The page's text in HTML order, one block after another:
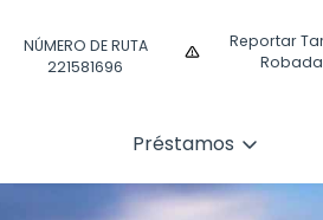
NÚMERO DE RUTA
221581696
Reportar
Robada
Préstamos